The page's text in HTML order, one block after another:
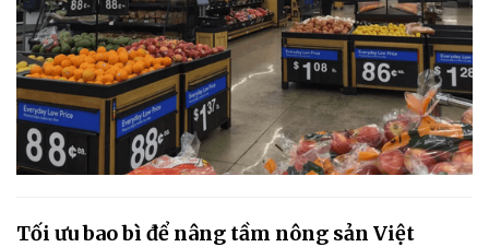
Tối ưu bao bì để nâng tầm nông sản Việt